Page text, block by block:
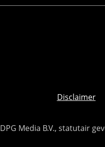
Disclaimer
DPG Media B.V., statutair